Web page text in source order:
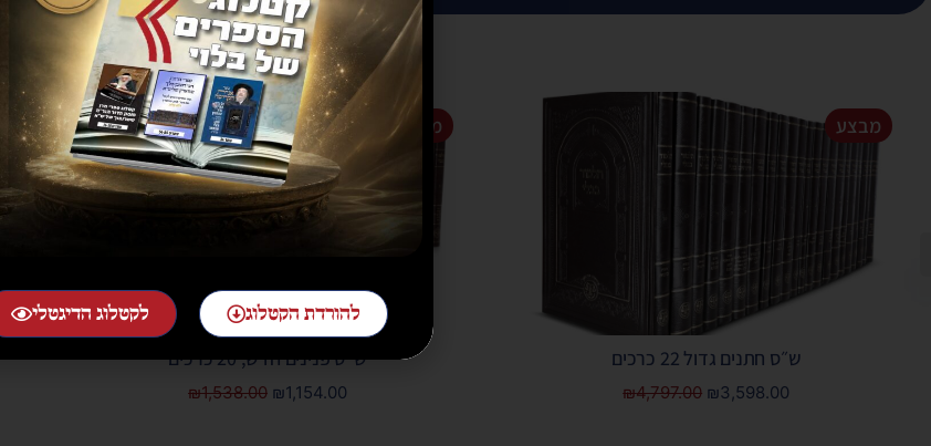
מבצע
ש״ס חתנים גדול 22 כרכים
₪4,797.00 ₪3,598.00
מבצע
ש"ס פנינים חדש, 20 כרכים
₪1,538.00 ₪1,154.00
להורדת הקטלוג לקטלוג הדיגטלי